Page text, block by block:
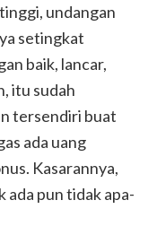
undangan
setingkat
baik, lancar,
itu sudah
tersendiri buat
ada uang
Kasarannya,
ada pun tidak apa-